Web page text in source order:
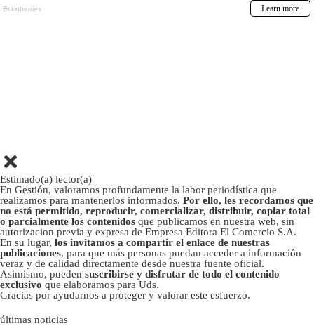
Estimado(a) lector(a)
En Gestión, valoramos profundamente la labor periodística que
realizamos para mantenerlos informados. Por ello, les recordamos que
no está permitido, reproducir, comercializar, distribuir, copiar total
o parcialmente los contenidos que publicamos en nuestra web, sin
autorizacion previa y expresa de Empresa Editora El Comercio S.A.
En su lugar, los invitamos a compartir el enlace de nuestras
publicaciones, para que más personas puedan acceder a información
veraz y de calidad directamente desde nuestra fuente oficial.
Asimismo, pueden suscribirse y disfrutar de todo el contenido
exclusivo que elaboramos para Uds.
Gracias por ayudarnos a proteger y valorar este esfuerzo.
últimas noticias